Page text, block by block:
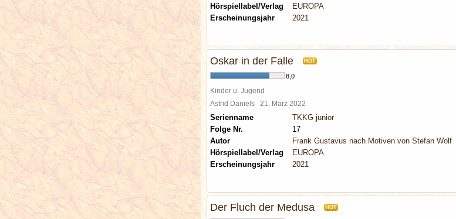
Hörspiellabel/Verlag
EUROPA
Erscheinungsjahr
2021
Oskar in der Falle HOT
8,0
Kinder u. Jugend
Astrid Daniels 21. März 2022
Serienname
TKKG junior
Folge Nr.
17
Autor
Frank Gustavus nach Motiven von Stefan Wolf
Hörspiellabel/Verlag
EUROPA
Erscheinungsjahr
2021
Der Fluch der Medusa HOT